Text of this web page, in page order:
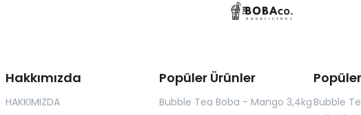
Hakkımızda
HAKKIMIZDA
Popüler Ürünler
Bubble Tea Boba - Mango 3,4kg
Popüler
Bubble